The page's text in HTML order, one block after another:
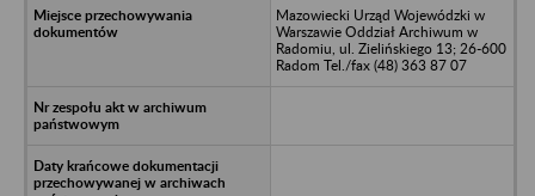
Mazowiecki Urząd Wojewódzki w
Warszawie Oddział Archiwum w
Radomiu, ul. Zielińskiego 13; 26-600
Radom Tel./fax (48) 363 87 07